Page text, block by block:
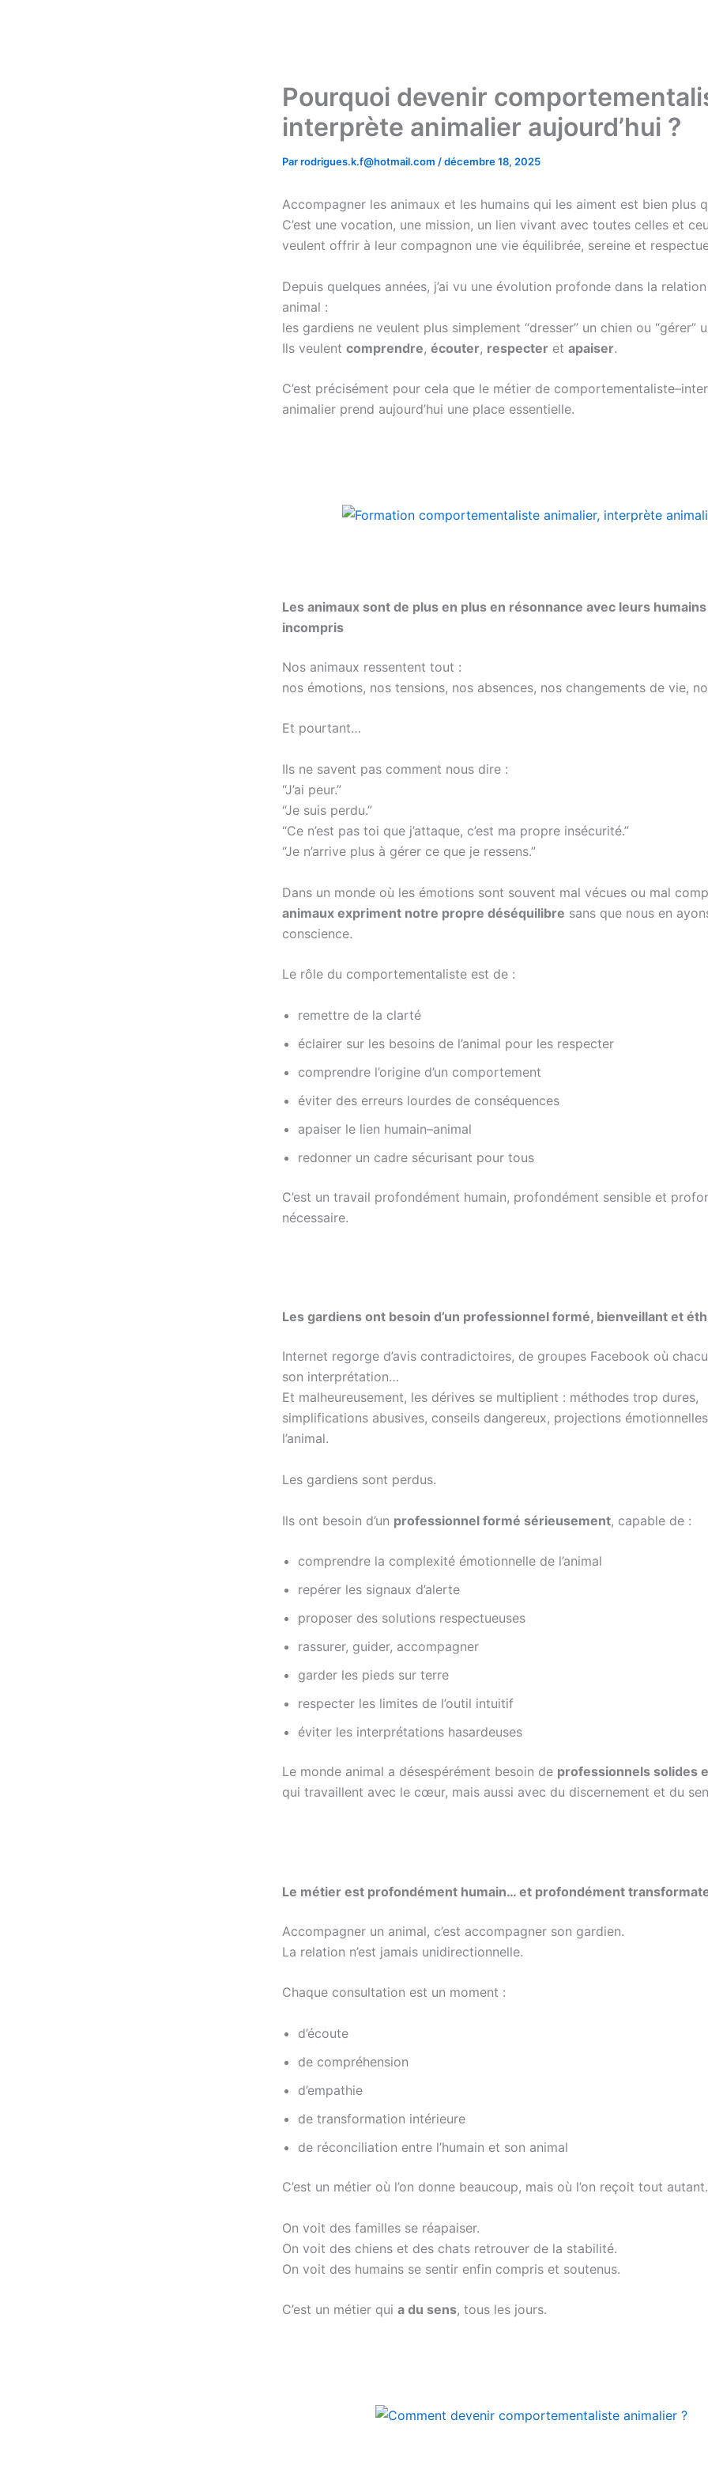
Pourquoi devenir
interprète animalier aujourd’hui ?
Parrodrigues.k.f@hotmail.com /décembre 18, 2025
Accompagner les animaux et les humains qui les aiment est bien plus
C’est une vocation, une mission, un lien vivant avec toutes celles et
veulent offrir à leur compagnon une vie équilibrée, sereine et
Depuis quelques années, j’ai vu une évolution profonde dans la
animal :
les gardiens ne veulent plus simplement “dresser” un chien ou “gérer”
Ils veulent comprendre, écouter, respecter et apaiser.
C’est précisément pour cela que le métier de
animalier prend aujourd’hui une place essentielle.
Les animaux sont de plus en plus en résonnance avec leurs
incompris
Nos animaux ressentent tout :
nos émotions, nos tensions, nos absences, nos changements de vie,
Et pourtant…
Ils ne savent pas comment nous dire :
“J’ai peur.”
“Je suis perdu.”
“Ce n’est pas toi que j’attaque, c’est ma propre insécurité.”
“Je n’arrive plus à gérer ce que je ressens.”
Dans un monde où les émotions sont souvent mal vécues ou mal
animaux expriment notre propre déséquilibre sans que nous en
conscience.
Le rôle du comportementaliste est de :
remettre de la clarté
éclairer sur les besoins de l’animal pour les respecter
comprendre l’origine d’un comportement
éviter des erreurs lourdes de conséquences
apaiser le lien humain–animal
redonner un cadre sécurisant pour tous
C’est un travail profondément humain, profondément sensible et
nécessaire.
Les gardiens ont besoin d’un professionnel formé, bienveillant et
Internet regorge d’avis contradictoires, de groupes Facebook où
son interprétation…
Et malheureusement, les dérives se multiplient : méthodes trop dures,
simplifications abusives, conseils dangereux, projections
l’animal.
Les gardiens sont perdus.
Ils ont besoin d’un professionnel formé sérieusement, capable de :
comprendre la complexité émotionnelle de l’animal
repérer les signaux d’alerte
proposer des solutions respectueuses
rassurer, guider, accompagner
garder les pieds sur terre
respecter les limites de l’outil intuitif
éviter les interprétations hasardeuses
Le monde animal a désespérément besoin de professionnels solides
qui travaillent avec le cœur, mais aussi avec du discernement et du
Le métier est profondément humain… et profondément
Accompagner un animal, c’est accompagner son gardien.
La relation n’est jamais unidirectionnelle.
Chaque consultation est un moment :
d’écoute
de compréhension
d’empathie
de transformation intérieure
de réconciliation entre l’humain et son animal
C’est un métier où l’on donne beaucoup, mais où l’on reçoit tout autant.
On voit des familles se réapaiser.
On voit des chiens et des chats retrouver de la stabilité.
On voit des humains se sentir enfin compris et soutenus.
C’est un métier qui a du sens, tous les jours.